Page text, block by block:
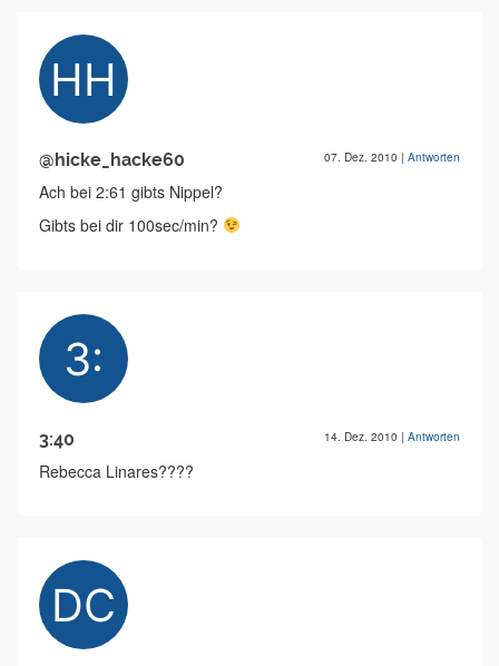
@hicke_hacke60 07. Dez. 2010 | Antworten
Ach bei 2:61 gibts Nippel?
Gibts bei dir 100sec/min?
3:40 14. Dez. 2010 | Antworten
Rebecca Linares????